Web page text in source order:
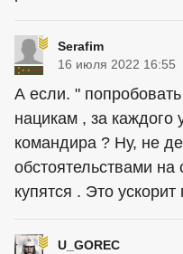
Serafim
16 июля 2022 16:55
А если. "
нацикам , за каждого
командира ? Ну, не
обстоятельствами
купятся . Это ускорит
U_GOREC